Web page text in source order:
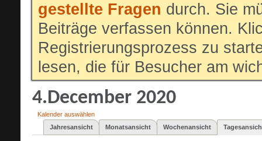
gestellte Fragen durch. Sie
Beiträge verfassen können.
Registrierungsprozess zu
lesen, die für Besucher am
4.December 2020
Kalender auswählen
Jahresansicht
Monatsansicht Wochenansicht